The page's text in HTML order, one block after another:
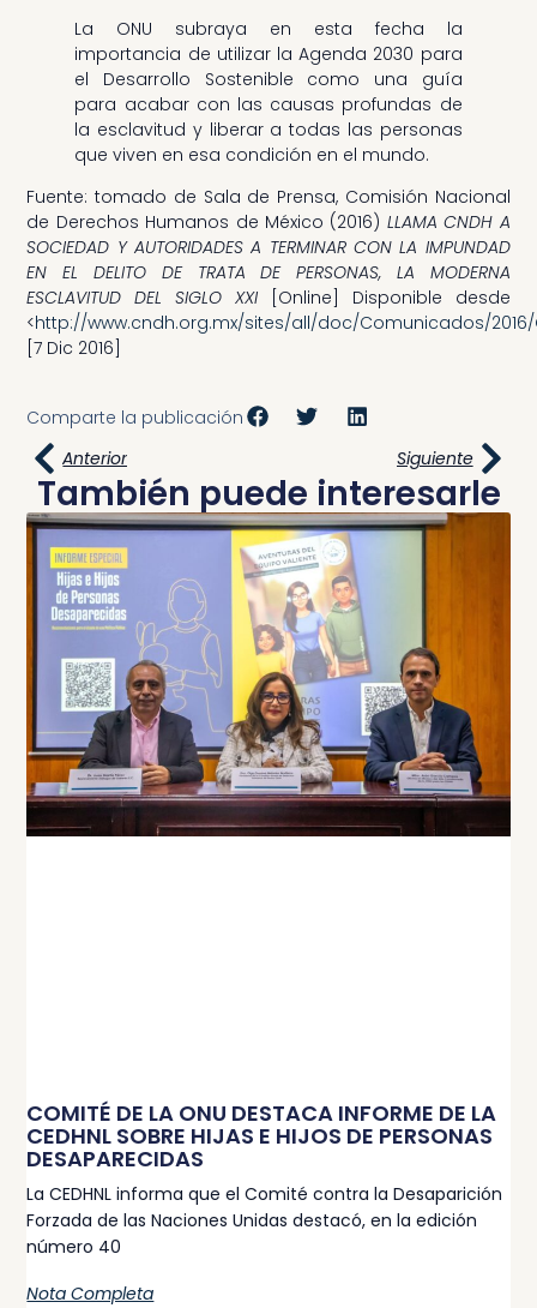
La ONU subraya en esta fecha la
importancia de utilizar la Agenda 2030 para
el Desarrollo Sostenible como una guía
para acabar con las causas profundas de
la esclavitud y liberar a todas las personas
que viven en esa condición en el mundo.
Fuente: tomado de Sala de Prensa, Comisión Nacional
de Derechos Humanos de México (2016) LLAMA CNDH A
SOCIEDAD Y AUTORIDADES A TERMINAR CON LA IMPUNDAD
EN EL DELITO DE TRATA DE PERSONAS, LA MODERNA
ESCLAVITUD DEL SIGLO XXI [Online] Disponible desde
<http://www.cndh.org.mx/sites/all/doc/Comunicados/2016/
[7 Dic 2016]
Comparte la publicación
Anterior
Siguiente
También puede interesarle
COMITÉ DE LA ONU DESTACA INFORME DE LA
CEDHNL SOBRE HIJAS E HIJOS DE PERSONAS
DESAPARECIDAS
La CEDHNL informa que el Comité contra la Desaparición
Forzada de las Naciones Unidas destacó, en la edición
número 40
Nota Completa